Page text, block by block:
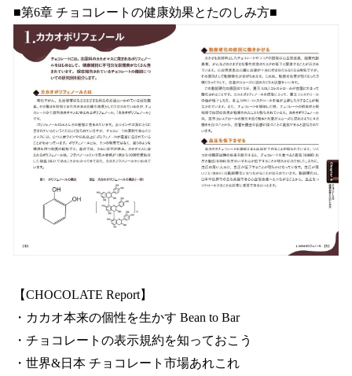
■第6章 チョコレートの健康効果とたのしみ方■
【CHOCOLATE Report】
・カカオ本来の個性を生かす Bean to Bar
・チョコレートの表示規約を知っておこう
・世界&日本 チョコレート市場あれこれ